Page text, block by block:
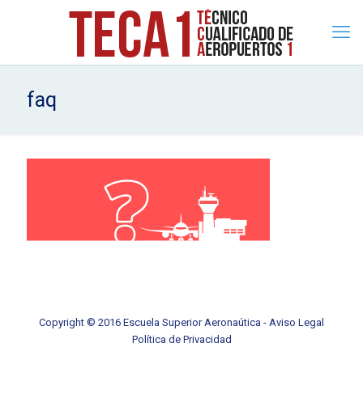
faq
Copyright © 2016 Escuela Superior Aeronaútica - Aviso Legal
Política de Privacidad